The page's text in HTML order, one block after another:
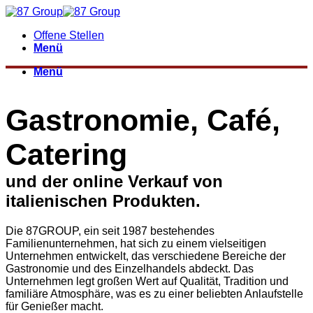
Zum
springenOffene Stellen
Menü
Menü
Gastronomie, Café,
Catering
und der online Verkauf von
italienischen Produkten.
Die 87GROUP, ein seit 1987 bestehendes
Familienunternehmen, hat sich zu einem vielseitigen
Unternehmen entwickelt, das verschiedene Bereiche der
Gastronomie und des Einzelhandels abdeckt. Das
Unternehmen legt großen Wert auf Qualität, Tradition und
familiäre Atmosphäre, was es zu einer beliebten Anlaufstelle
für Genießer macht.